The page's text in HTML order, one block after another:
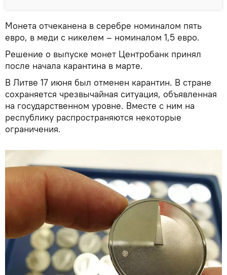
Монета отчеканена в серебре номиналом пять
евро, в меди с никелем – номиналом 1,5 евро.
Решение о выпуске монет Центробанк принял
после начала карантина в марте.
В Литве 17 июня был отменен карантин. В стране
сохраняется чрезвычайная ситуация, объявленная
на государственном уровне. Вместе с ним на
республику распространяются некоторые
ограничения.